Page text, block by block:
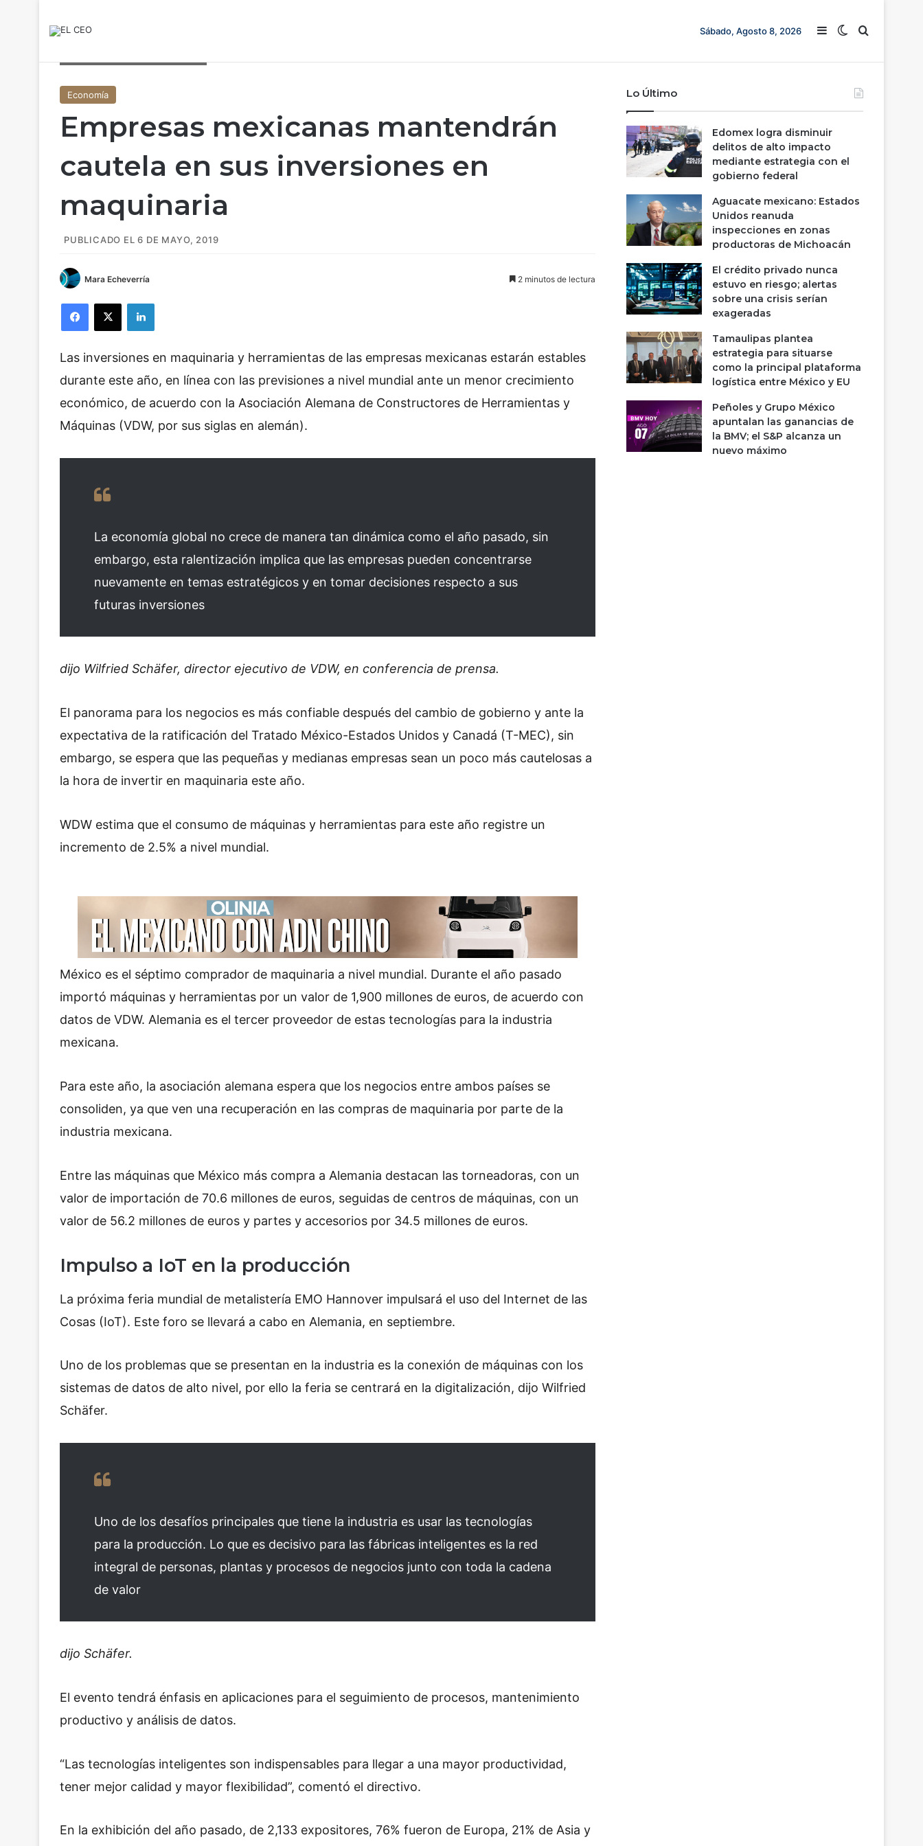
Sábado, Agosto 8, 2026 Barra lateral
Switch skin
Buscar
Economía
Empresas mexicanas mantendrán
cautela en sus inversiones en
maquinaria
PUBLICADO EL 6 DE MAYO, 2019
Mara Echeverría 2 minutos de lectura
Las inversiones en maquinaria y herramientas de las empresas mexicanas estarán estables
durante este año, en línea con las previsiones a nivel mundial ante un menor crecimiento
económico, de acuerdo con la Asociación Alemana de Constructores de Herramientas y
Máquinas (VDW, por sus siglas en alemán).
La economía global no crece de manera tan dinámica como el año pasado, sin
embargo, esta ralentización implica que las empresas pueden concentrarse
nuevamente en temas estratégicos y en tomar decisiones respecto a sus
futuras inversiones
dijo Wilfried Schäfer, director ejecutivo de VDW, en conferencia de prensa.
El panorama para los negocios es más confiable después del cambio de gobierno y ante la
expectativa de la ratificación del Tratado México-Estados Unidos y Canadá (T-MEC), sin
embargo, se espera que las pequeñas y medianas empresas sean un poco más cautelosas a
la hora de invertir en maquinaria este año.
WDW estima que el consumo de máquinas y herramientas para este año registre un
incremento de 2.5% a nivel mundial.
México es el séptimo comprador de maquinaria a nivel mundial. Durante el año pasado
importó máquinas y herramientas por un valor de 1,900 millones de euros, de acuerdo con
datos de VDW. Alemania es el tercer proveedor de estas tecnologías para la industria
mexicana.
Para este año, la asociación alemana espera que los negocios entre ambos países se
consoliden, ya que ven una recuperación en las compras de maquinaria por parte de la
industria mexicana.
Entre las máquinas que México más compra a Alemania destacan las torneadoras, con un
valor de importación de 70.6 millones de euros, seguidas de centros de máquinas, con un
valor de 56.2 millones de euros y partes y accesorios por 34.5 millones de euros.
Impulso a IoT en la producción
La próxima feria mundial de metalistería EMO Hannover impulsará el uso del Internet de las
Cosas (IoT). Este foro se llevará a cabo en Alemania, en septiembre.
Uno de los problemas que se presentan en la industria es la conexión de máquinas con los
sistemas de datos de alto nivel, por ello la feria se centrará en la digitalización, dijo Wilfried
Schäfer.
Uno de los desafíos principales que tiene la industria es usar las tecnologías
para la producción. Lo que es decisivo para las fábricas inteligentes es la red
integral de personas, plantas y procesos de negocios junto con toda la cadena
de valor
dijo Schäfer.
El evento tendrá énfasis en aplicaciones para el seguimiento de procesos, mantenimiento
productivo y análisis de datos.
“Las tecnologías inteligentes son indispensables para llegar a una mayor productividad,
tener mejor calidad y mayor flexibilidad”, comentó el directivo.
En la exhibición del año pasado, de 2,133 expositores, 76% fueron de Europa, 21% de Asia y
Lo Último
Edomex logra disminuir
delitos de alto impacto
mediante estrategia con el
gobierno federal
Aguacate mexicano: Estados
Unidos reanuda
inspecciones en zonas
productoras de Michoacán
El crédito privado nunca
estuvo en riesgo; alertas
sobre una crisis serían
exageradas
Tamaulipas plantea
estrategia para situarse
como la principal plataforma
logística entre México y EU
Peñoles y Grupo México
apuntalan las ganancias de
la BMV; el S&P alcanza un
nuevo máximo